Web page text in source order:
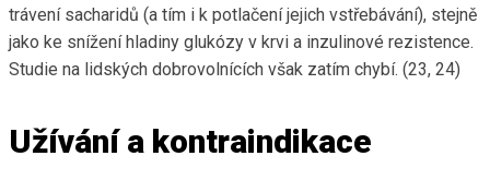
trávení sacharidů (a tím i k potlačení jejich vstřebávání), stejně
jako ke snížení hladiny glukózy v krvi a inzulinové rezistence.
Studie na lidských dobrovolnících však zatím chybí. (23, 24)
Užívání a kontraindikace